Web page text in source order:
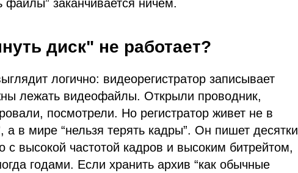
файлы” заканчивается ничем.
диск" не работает?
логично: видеорегистратор записывает
лежать видеофайлы. Открыли проводник,
посмотрели. Но регистратор живет не в
а в мире “нельзя терять кадры”. Он пишет десятки
с высокой частотой кадров и высоким битрейтом,
годами. Если хранить архив “как обычные